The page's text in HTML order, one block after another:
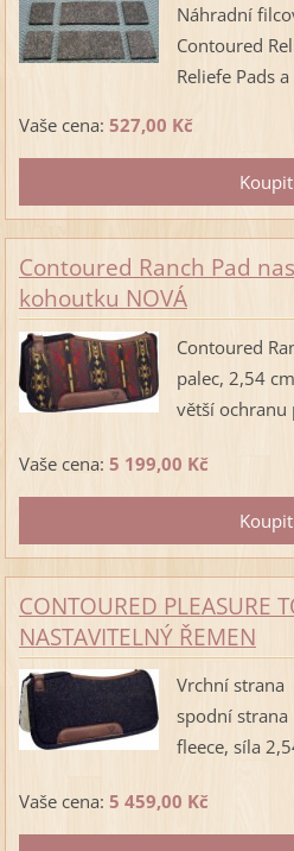
Náhradní
Contoured
Reliefe Pads
Vaše cena: 527,00 Kč
Contoured Ranch Pad
kohoutku NOVÁ
Contoured
palec, 2,54
větší ochranu
Vaše cena: 5 199,00 Kč
CONTOURED PLEASURE
NASTAVITELNÝ ŘEMEN
Vrchní strana
spodní
fleece, síla
Vaše cena: 5 459,00 Kč